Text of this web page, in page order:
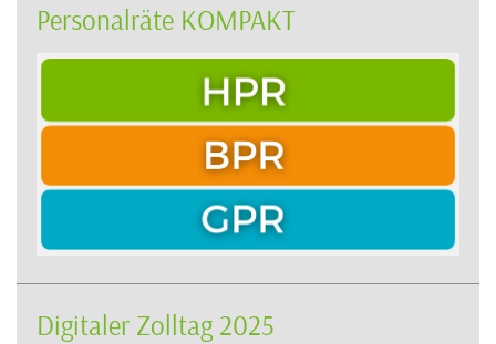
Personalräte KOMPAKT
Digitaler Zolltag 2025